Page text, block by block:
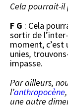
Cela pourrait-il
F G : Cela
sortir de
moment, c’est
unies,
impasse.
Par ailleurs,
l’anthropocène
une autre